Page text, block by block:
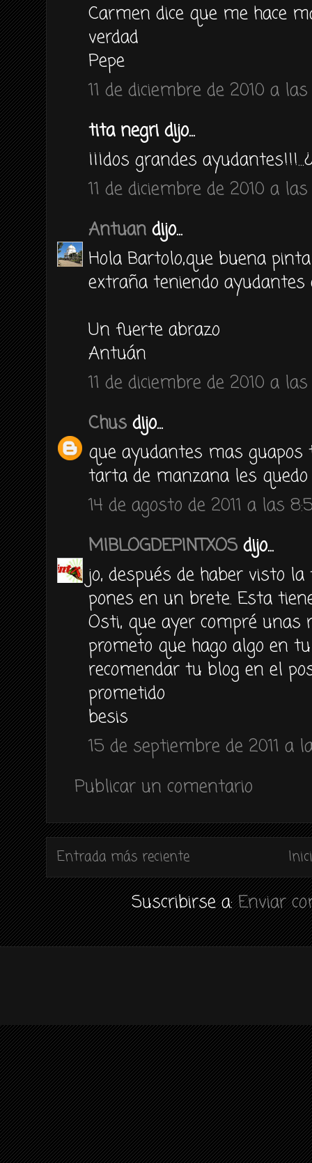
Carmen dice que me hace
verdad
Pepe
11 de diciembre de 2010 a las
tita negri dijo...
¡¡¡dos grandes
11 de diciembre de 2010 a
Antuan dijo...
Hola Bartolo,que buena
extraña teniendo
Un fuerte abrazo
Antuán
11 de diciembre de 2010 a las
Chus dijo...
que ayudantes mas guapos
tarta de manzana les
14 de agosto de 2011 a las
MIBLOGDEPINTXOS dijo...
jo, después de haber visto la
pones en un brete. Esta
Osti, que ayer compré unas
prometo que hago algo en
recomendar tu blog en el
prometido
besis
15 de septiembre de 2011 a
Publicar un comentario
Entrada más reciente
Suscribirse a:Enviar